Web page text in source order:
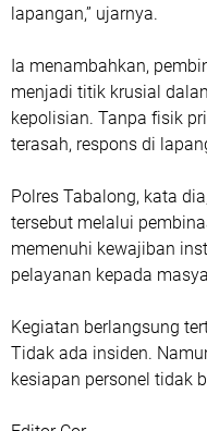
lapangan,” ujarnya.
Ia menambahkan,
menjadi titik krusial
kepolisian. Tanpa fisik
terasah, respons di
Polres Tabalong, kata
tersebut melalui
memenuhi kewajiban
pelayanan kepada
Kegiatan berlangsung
Tidak ada insiden.
kesiapan personel tidak